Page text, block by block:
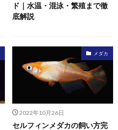
ド｜水温・混泳・繁殖まで徹
底解説
メダカ
2022年10月26日
セルフィンメダカの飼い方完